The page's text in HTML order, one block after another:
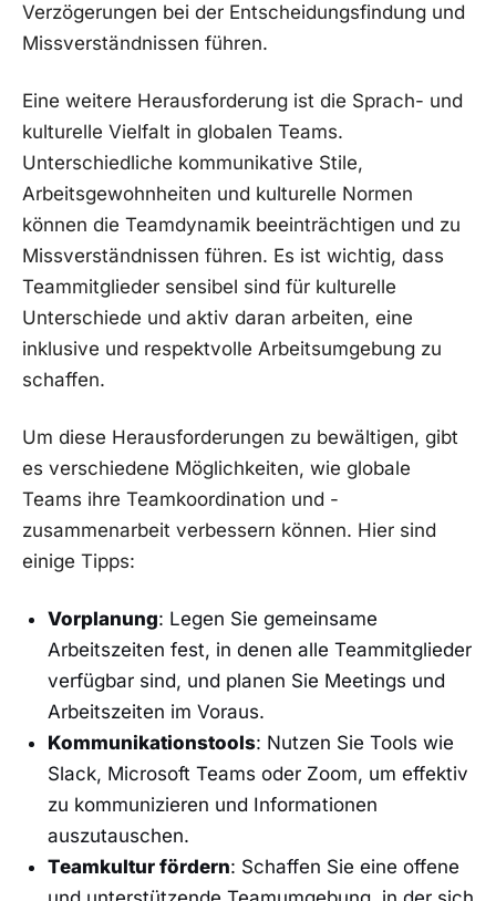
Verzögerungen bei der ‍Entscheidungsfindung und
Missverständnissen führen.
Eine weitere Herausforderung ist die Sprach- und
kulturelle Vielfalt‌ in globalen Teams.
Unterschiedliche kommunikative Stile,
Arbeitsgewohnheiten und kulturelle Normen
können die Teamdynamik beeinträchtigen und zu
Missverständnissen führen. ⁣Es ist wichtig, dass
Teammitglieder ‌sensibel sind‌ für kulturelle
Unterschiede und aktiv daran arbeiten, ‍eine
⁢inklusive und respektvolle Arbeitsumgebung‌ zu
‌schaffen.
Um diese Herausforderungen zu bewältigen, ‍gibt
es verschiedene Möglichkeiten, wie⁤ globale
Teams​ ihre ⁢Teamkoordination und -
zusammenarbeit verbessern ‍können. Hier sind
einige Tipps:
Vorplanung: Legen Sie gemeinsame
Arbeitszeiten fest,‍ in⁤ denen alle‌ Teammitglieder
verfügbar sind, und planen Sie ‌Meetings und
‍Arbeitszeiten im Voraus.
Kommunikationstools: Nutzen Sie Tools wie
Slack, ⁤Microsoft Teams oder Zoom, um effektiv
zu⁣ kommunizieren und Informationen⁣
auszutauschen.
Teamkultur fördern: Schaffen Sie eine offene